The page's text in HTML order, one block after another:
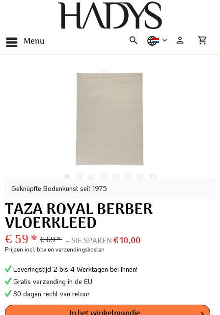
Menu nederlands
Geknüpfte Bodenkunst seit 1975
TAZA ROYAL BERBER
VLOERKLEED
€ 59 * € 69 * – SIE SPAREN€ 10,00
Prijzen incl. btwen verzendingskosten
Leveringstijd 2 bis 4 Werktagen bei Ihnen!
Gratis verzending in de EU
30 dagen recht van retour